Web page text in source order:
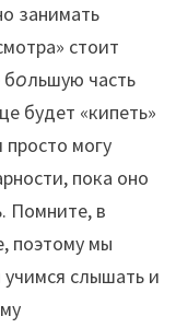
занимать
стоит
ольшую часть
будет «кипеть»
просто могу
пока оно
Помните, в
поэтому мы
учимся слышать и